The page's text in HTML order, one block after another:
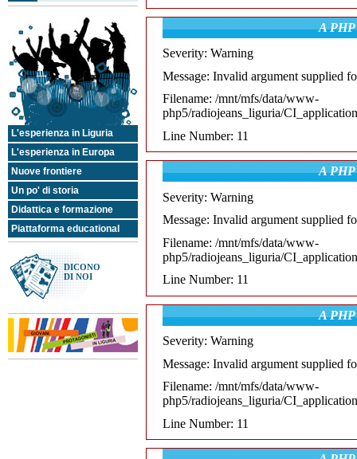
14:00
18:00
14:00Tam Tam Orienta
Voci dal network
15:30
Il quarto d'ora
accademico /Il
mestiere della
settimana
16:00 Il Meglio di... Voci
dal Network
16:45Flash Back
17:00La ballata delle
cinque
17:15 Il Meglio di... Voci
dal Network
18:00
20:00
Bella raga -
L'aperitivo in
Jeans
hip hop, reggae
19:00Avviare
un'impresa/Il contratto
di apprendistato/
Europa Orienta
19:30 Il Meglio di... Voci
dal Network
20:00
21:30
Le Venti in
Jeans
R&B, soul
20:00 Teen20 (le
migliori classifiche delle
TWR)
L'esperienza in Liguria
L'esperienza in Europa
Nuove frontiere
Un po' di storia
Didattica e formazione
Piattaforma educational
DICONO
DI NOI
A
Severity: Warning
Message: Invalid argument supplied
Filename: /mnt/mfs/data/www-
php5/radiojeans_liguria/
Line Number: 11
A
Severity: Warning
Message: Invalid argument supplied
Filename: /mnt/mfs/data/www-
php5/radiojeans_liguria/
Line Number: 11
A
Severity: Warning
Message: Invalid argument supplied
Filename: /mnt/mfs/data/www-
php5/radiojeans_liguria/
Line Number: 11